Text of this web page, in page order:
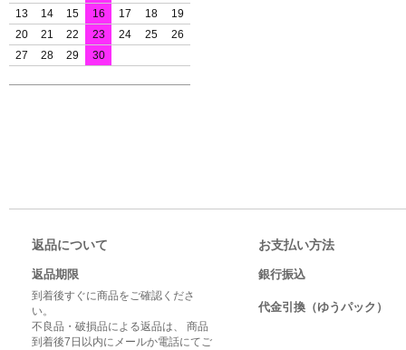
13
14 15 16 17 18
19
20
21 22 23 24 25
26
27
28 29 30
返品について
返品期限
到着後すぐに商品をご確認くださ
い。
不良品・破損品による返品は、 商品
到着後7日以内にメールか電話にてご
お支払い方法
銀行振込
代金引換（ゆうパック）